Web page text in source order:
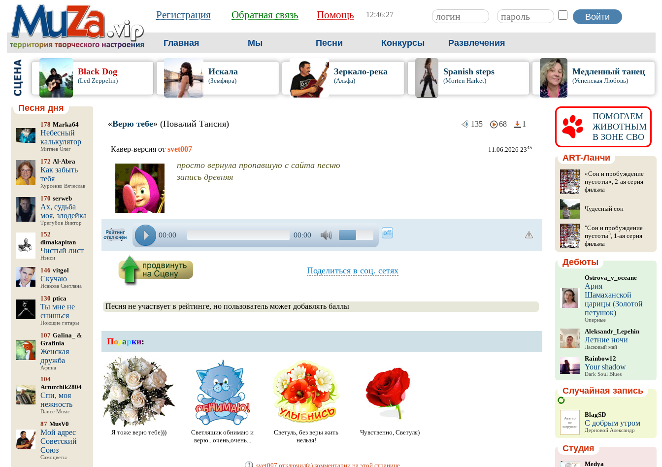
Регистрация Обратная связь Помощь 12:46:27
Главная Мы Песни Конкурсы Развлечения
Black Dog
(Led Zeppelin)
Искала
(Земфира)
Зеркало-река
(Альфа)
Spanish steps
(Morten Harket)
Медленный танец
(Успенская Любовь)
Песня дня
178 Marka64
Небесный
калькулятор
Митяев Олег
172 Al-Abra
Как забыть
тебя
Хурсенко Вячеслав
170 serweb
Ах, судьба
моя, злодейка
Трегубов Виктор
152
dimakapitan
Чистый лист
Нэнси
146 vitgol
Скучаю
Исакова Светлана
130 ptica
Ты мне не
снишься
Поющие гитары
107 Galina_
&
Grafinia
Женская
дружба
Афина
104
Arturchik2804
Спи, моя
нежность
Dance Music
87 MusV0
Мой адрес
Советский
Союз
Самоцветы
«Верю тебе» (Повалий Таисия) 135 68 1
Кавер-версия от svet007 11.06.2026 2345
просто вернула пропавшую с сайта песню
запись древняя
00:00 00:00
Поделиться в соц. сетях
Песня не участвует в рейтинге, но пользователь может добавлять баллы
Подарки:
Я тоже верю тебе)))
Светляшик обнимаю и
верю...очень,очень...
Светуль, без веры жить
нельзя!
Чувственно, Светуля)
svet007 отключил(а) комментарии на этой странице
ПОМОГАЕМ
ЖИВОТНЫМ
В ЗОНЕ СВО
ART-Ланчи
«Сон и пробуждение
пустоты», 2-ая серия
фильма
Чудесный сон
"Сон и пробуждение
пустоты", 1-ая серия
фильма
Дебюты
Ostrova_v_oceane
Ария
Шамаханской
царицы (Золотой
петушок)
Оперные
Aleksandr_Lepehin
Летние ночи
Ласковый май
Rainbow12
Your shadow
Dark Soul Blues
Случайная запись
BlagSD
С добрым утром
Дерновой Александр
Студия
Medya